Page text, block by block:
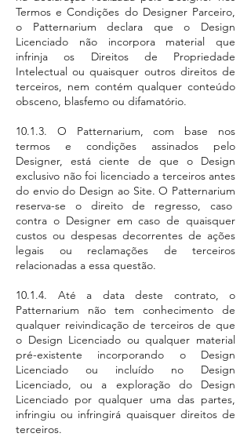
Termos e Condições do Designer Parceiro,
o Patternarium declara que o Design
Licenciado não incorpora material que
infrinja os Direitos de Propriedade
Intelectual ou quaisquer outros direitos de
terceiros, nem contém qualquer conteúdo
obsceno, blasfemo ou difamatório.
10.1.3. O Patternarium, com base nos
termos e condições assinados pelo
Designer, está ciente de que o Design
exclusivo não foi licenciado a terceiros antes
do envio do Design ao Site. O Patternarium
reserva-se o direito de regresso, caso
contra o Designer em caso de quaisquer
custos ou despesas decorrentes de ações
legais ou reclamações de terceiros
relacionadas a essa questão.
10.1.4. Até a data deste contrato, o
Patternarium não tem conhecimento de
qualquer reivindicação de terceiros de que
o Design Licenciado ou qualquer material
pré-existente incorporando o Design
Licenciado ou incluído no Design
Licenciado, ou a exploração do Design
Licenciado por qualquer uma das partes,
infringiu ou infringirá quaisquer direitos de
terceiros.